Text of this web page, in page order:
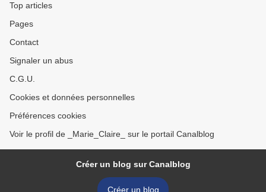
Top articles
Pages
Contact
Signaler un abus
C.G.U.
Cookies et données personnelles
Préférences cookies
Voir le profil de _Marie_Claire_ sur le portail Canalblog
Créer un blog sur Canalblog
Créer un blog